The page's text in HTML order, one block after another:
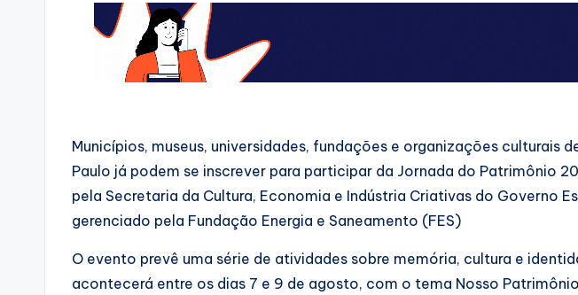
Municípios, museus, universidades, fundações e organizações culturais
Paulo já podem se inscrever para participar da Jornada do Patrimônio
pela Secretaria da Cultura, Economia e Indústria Criativas do Governo
gerenciado pela Fundação Energia e Saneamento (FES)
O evento prevê uma série de atividades sobre memória, cultura e
acontecerá entre os dias 7 e 9 de agosto, com o tema Nosso